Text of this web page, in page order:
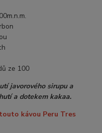
ze 100
javorového sirupu a
a dotekem kakaa.
kávou Peru Tres